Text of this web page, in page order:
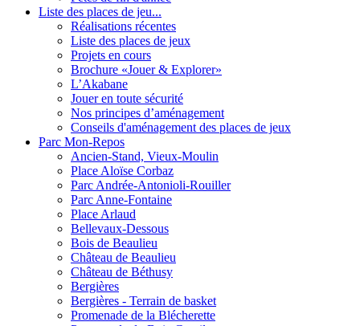
Liste des places de jeu...
Réalisations récentes
Liste des places de jeux
Projets en cours
Brochure «Jouer & Explorer»
L’Akabane
Jouer en toute sécurité
Nos principes d’aménagement
Conseils d'aménagement des places de jeux
Parc Mon-Repos
Ancien-Stand, Vieux-Moulin
Place Aloïse Corbaz
Parc Andrée-Antonioli-Rouiller
Parc Anne-Fontaine
Place Arlaud
Bellevaux-Dessous
Bois de Beaulieu
Château de Beaulieu
Château de Béthusy
Bergières
Bergières - Terrain de basket
Promenade de la Blécherette